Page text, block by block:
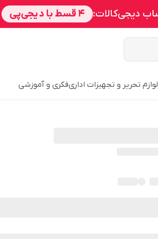
لوازم تحریر و تجهیزات اداریفکری و آموزشی